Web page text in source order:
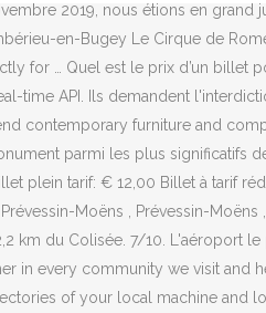
2019, nous étions en
en-Bugey Le Cirque de
for … Quel est le prix d’un billet
time API. Ils demandent
contemporary furniture and
parmi les plus
plein tarif: € 12,00 Billet à tarif
Moëns , Prévessin-
km du Colisée. 7/10. L'aéroport
in every community we visit
of your local machine and